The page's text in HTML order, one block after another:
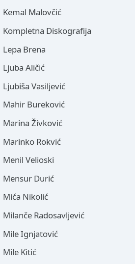
Kemal Malovčić
Kompletna Diskografija
Lepa Brena
Ljuba Aličić
Ljubiša Vasiljević
Mahir Bureković
Marina Živković
Marinko Rokvić
Menil Velioski
Mensur Durić
Mića Nikolić
Milanče Radosavljević
Mile Ignjatović
Mile Kitić